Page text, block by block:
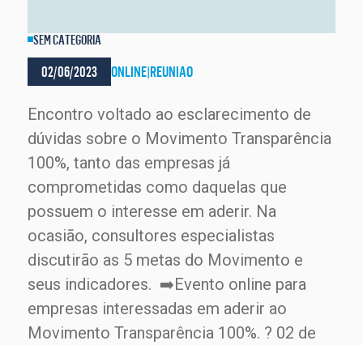
SEM CATEGORIA
02/06/2023 ONLINE|REUNIAO
Encontro voltado ao esclarecimento de
dúvidas sobre o Movimento Transparência
100%, tanto das empresas já
comprometidas como daquelas que
possuem o interesse em aderir. Na
ocasião, consultores especialistas
discutirão as 5 metas do Movimento e
seus indicadores. ➡️Evento online para
empresas interessadas em aderir ao
Movimento Transparência 100%. ? 02 de